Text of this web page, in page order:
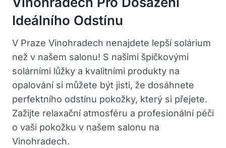
⁢ideálního⁢ Odstínu
V Praze Vinohradech nenajdete lepší solárium
než v našem salonu! S⁤ našimi ‍špičkovými
solárními lůžky⁤ a kvalitními ​produkty na⁤
opalování si⁢ můžete být jisti, ‍že dosáhnete‌
perfektního odstínu pokožky, který ⁤si přejete.
Zažijte relaxační atmosféru a profesionální péči
o vaši pokožku v našem salonu ​na
Vinohradech.